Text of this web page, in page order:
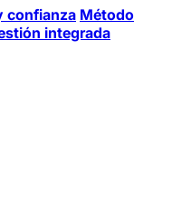
confianza Método
integrada